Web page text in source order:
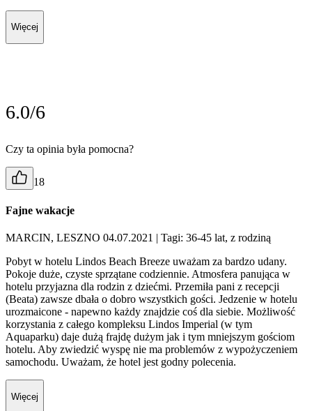
Więcej
6.0/6
Czy ta opinia była pomocna?
18
Fajne wakacje
MARCIN, LESZNO 04.07.2021 | Tagi: 36-45 lat, z rodziną
Pobyt w hotelu Lindos Beach Breeze uważam za bardzo udany.
Pokoje duże, czyste sprzątane codziennie. Atmosfera panująca w
hotelu przyjazna dla rodzin z dziećmi. Przemiła pani z recepcji
(Beata) zawsze dbała o dobro wszystkich gości. Jedzenie w hotelu
urozmaicone - napewno każdy znajdzie coś dla siebie. Możliwość
korzystania z całego kompleksu Lindos Imperial (w tym
Aquaparku) daje dużą frajdę dużym jak i tym mniejszym gościom
hotelu. Aby zwiedzić wyspę nie ma problemów z wypożyczeniem
samochodu. Uważam, że hotel jest godny polecenia.
Więcej